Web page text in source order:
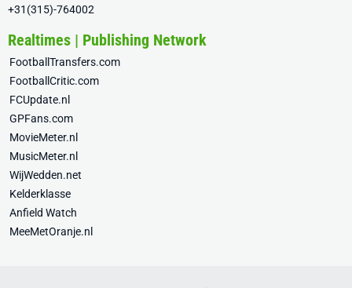
+31(315)-764002
Realtimes | Publishing Network
FootballTransfers.com
FootballCritic.com
FCUpdate.nl
GPFans.com
MovieMeter.nl
MusicMeter.nl
WijWedden.net
Kelderklasse
Anfield Watch
MeeMetOranje.nl